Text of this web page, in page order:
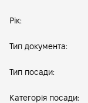
Рік:
Тип документа:
Тип посади:
Категорія посади: